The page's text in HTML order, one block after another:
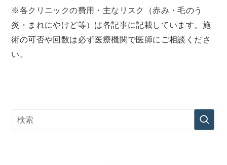
※各クリニックの費用・主なリスク（赤み・毛のう
炎・まれにやけど等）は各記事に記載しています。施
術の可否や回数は必ず医療機関で医師にご相談くださ
い。